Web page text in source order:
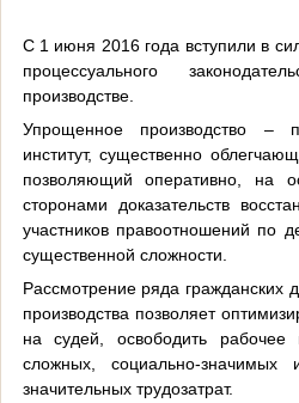
С 1 июня 2016 года вступили в
процессуального
производстве.
Упрощенное производство –
институт, существенно
позволяющий оперативно, на
сторонами доказательств
участников правоотношений по
существенной сложности.
Рассмотрение ряда гражданских
производства позволяет
на судей, освободить
сложных, социально-
значительных трудозатрат.